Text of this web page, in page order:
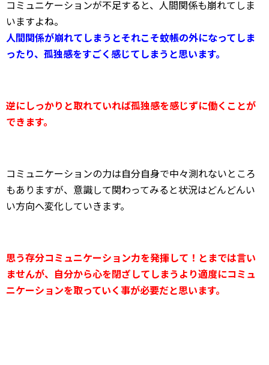
コミュニケーションが不足すると、人間関係も崩れてしま
いますよね。
人間関係が崩れてしまうとそれこそ蚊帳の外になってしま
ったり、孤独感をすごく感じてしまうと思います。
逆にしっかりと取れていれば孤独感を感じずに働くことが
できます。
コミュニケーションの力は自分自身で中々測れないところ
もありますが、意識して関わってみると状況はどんどんい
い方向へ変化していきます。
思う存分コミュニケーション力を発揮して！とまでは言い
ませんが、自分から心を閉ざしてしまうより適度にコミュ
ニケーションを取っていく事が必要だと思います。